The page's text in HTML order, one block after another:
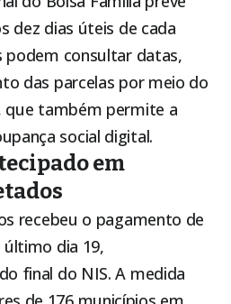
dez dias úteis de cada
podem consultar datas,
das parcelas por meio do
que também permite a
social digital.
em
recebeu o pagamento de
dia 19,
final do NIS. A medida